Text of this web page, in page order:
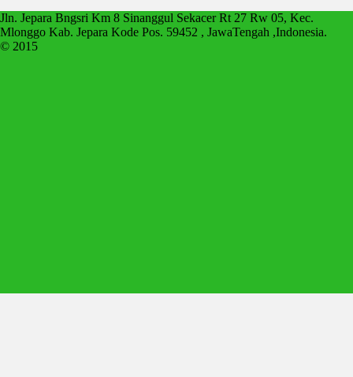
Jln. Jepara Bngsri Km 8 Sinanggul Sekacer Rt 27 Rw 05, Kec.
Mlonggo Kab. Jepara Kode Pos. 59452 , JawaTengah ,Indonesia.
© 2015